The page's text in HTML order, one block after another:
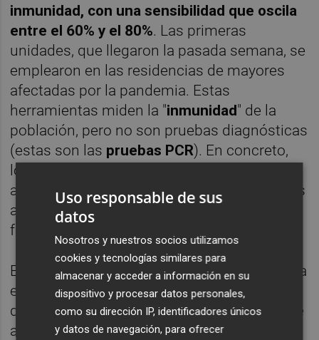
inmunidad, con una sensibilidad que oscila
entre el 60% y el 80%. Las primeras
unidades, que llegaron la pasada semana, se
emplearon en las residencias de mayores
afectadas por la pandemia. Estas
herramientas miden la "inmunidad" de la
población, pero no son pruebas diagnósticas
(estas son las pruebas PCR). En concreto,
los test analizan la respuesta inmunológica
ante el virus en el organismo, detectando los
anticuerpos desarrollados por el paciente
frente a la enfermedad.
El uso de estos test sólo se recomienda para
enfermos que acumulen dos semanas
desde el inicio de los síntomas; de realizarse
antes, sin los anticuerpos generados, podría
Uso responsable de sus
datos
Nosotros y nuestros socios utilizamos
cookies y tecnologías similares para
almacenar y acceder a información en su
dispositivo y procesar datos personales,
como su dirección IP, identificadores únicos
y datos de navegación, para ofrecer